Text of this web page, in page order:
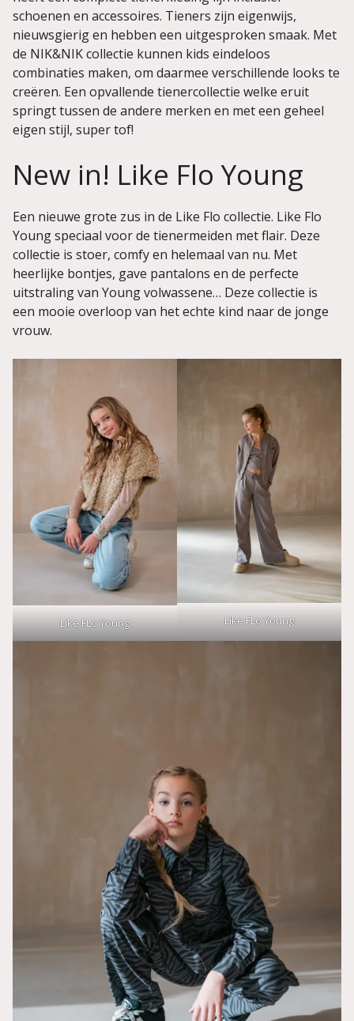
schoenen en accessoires. Tieners zijn eigenwijs,
nieuwsgierig en hebben een uitgesproken smaak. Met
de NIK&NIK collectie kunnen kids eindeloos
combinaties maken, om daarmee verschillende looks te
creëren. Een opvallende tienercollectie welke eruit
springt tussen de andere merken en met een geheel
eigen stijl, super tof!
New in! Like Flo Young
Een nieuwe grote zus in de Like Flo collectie. Like Flo
Young speciaal voor de tienermeiden met flair. Deze
collectie is stoer, comfy en helemaal van nu. Met
heerlijke bontjes, gave pantalons en de perfecte
uitstraling van Young volwassene… Deze collectie is
een mooie overloop van het echte kind naar de jonge
vrouw.
Like FLo Young Like FLo Young